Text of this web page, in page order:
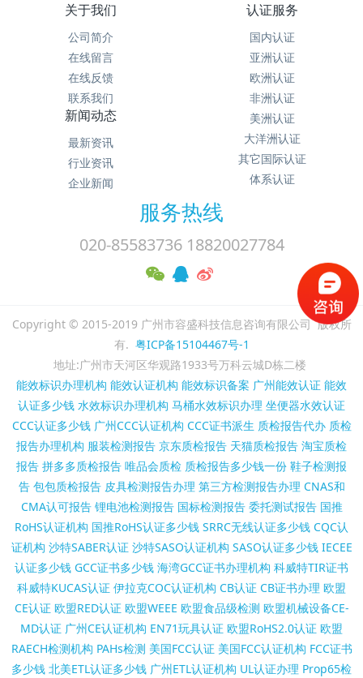
关于我们
公司简介
在线留言
在线反馈
联系我们
认证服务
国内认证
亚洲认证
欧洲认证
非洲认证
美洲认证
大洋洲认证
其它国际认证
体系认证
新闻动态
最新资讯
行业资讯
企业新闻
服务热线
020-85583736 18820027784
Copyright © 2015-2019 广州市容盛科技信息咨询有限公司 版权所
有. 粤ICP备15104467号-1
地址:广州市天河区华观路1933号万科云城D栋二楼
能效标识办理机构 能效认证机构 能效标识备案 广州能效认证 能效
认证多少钱 水效标识办理机构 马桶水效标识办理 坐便器水效认证
CCC认证多少钱 广州CCC认证机构 CCC证书派生 质检报告代办 质检
报告办理机构 服装检测报告 京东质检报告 天猫质检报告 淘宝质检
报告 拼多多质检报告 唯品会质检 质检报告多少钱一份 鞋子检测报
告 包包质检报告 皮具检测报告办理 第三方检测报告办理 CNAS和
CMA认可报告 锂电池检测报告 国标检测报告 委托测试报告 国推
RoHS认证机构 国推RoHS认证多少钱 SRRC无线认证多少钱 CQC认
证机构 沙特SABER认证 沙特SASO认证机构 SASO认证多少钱 IECEE
认证多少钱 GCC证书多少钱 海湾GCC证书办理机构 科威特TIR证书
科威特KUCAS认证 伊拉克COC认证机构 CB认证 CB证书办理 欧盟
CE认证 欧盟RED认证 欧盟WEEE 欧盟食品级检测 欧盟机械设备CE-
MD认证 广州CE认证机构 EN71玩具认证 欧盟RoHS2.0认证 欧盟
RAECH检测机构 PAHs检测 美国FCC认证 美国FCC认证机构 FCC证书
多少钱 北美ETL认证多少钱 广州ETL认证机构 UL认证办理 Prop65检